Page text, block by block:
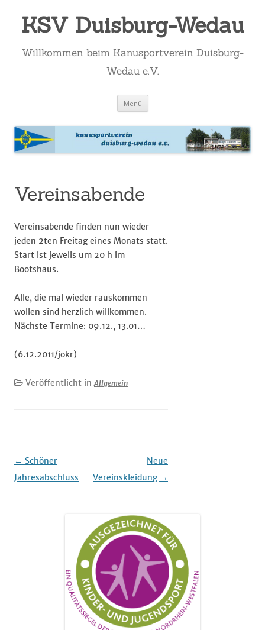
KSV Duisburg-Wedau
Willkommen beim Kanusportverein Duisburg-
Wedau e.V.
Menü Zum
springen
Vereinsabende
Vereinsabende finden nun wieder
jeden 2ten Freitag eines Monats statt.
Start ist jeweils um 20 h im
Bootshaus.
Alle, die mal wieder rauskommen
wollen sind herzlich willkommen.
Nächste Termine: 09.12., 13.01…
(6.12.2011/jokr)
Veröffentlicht inAllgemein
Beitrags-
Navigation
← Schöner
Jahresabschluss
Neue
Vereinskleidung →